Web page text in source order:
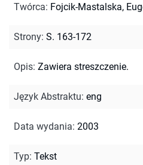
Twórca: Fojcik-Mastalska,
Strony: S. 163-172
Opis: Zawiera streszczenie.
Język Abstraktu: eng
Data wydania: 2003
Typ: Tekst